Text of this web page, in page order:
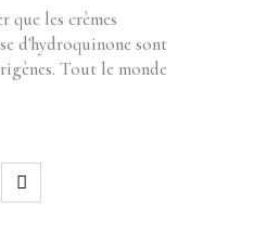
que les crèmes
d'hydroquinone sont
Tout le monde